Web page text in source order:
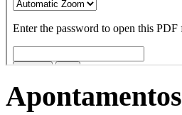
Apontamentos